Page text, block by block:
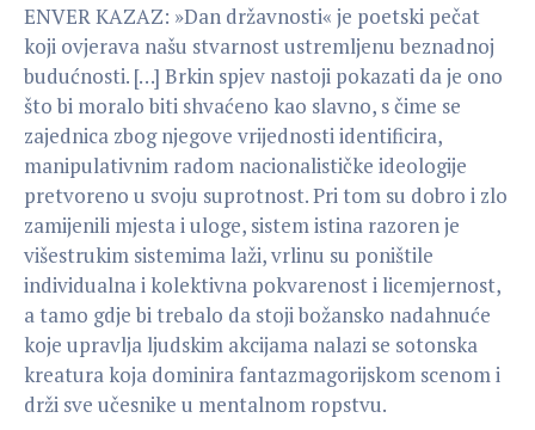
ENVER KAZAZ: »Dan državnosti« je poetski pečat
koji ovjerava našu stvarnost ustremljenu beznadnoj
budućnosti. […] Brkin spjev nastoji pokazati da je ono
što bi moralo biti shvaćeno kao slavno, s čime se
zajednica zbog njegove vrijednosti identificira,
manipulativnim radom nacionalističke ideologije
pretvoreno u svoju suprotnost. Pri tom su dobro i zlo
zamijenili mjesta i uloge, sistem istina razoren je
višestrukim sistemima laži, vrlinu su poništile
individualna i kolektivna pokvarenost i licemjernost,
a tamo gdje bi trebalo da stoji božansko nadahnuće
koje upravlja ljudskim akcijama nalazi se sotonska
kreatura koja dominira fantazmagorijskom scenom i
drži sve učesnike u mentalnom ropstvu.